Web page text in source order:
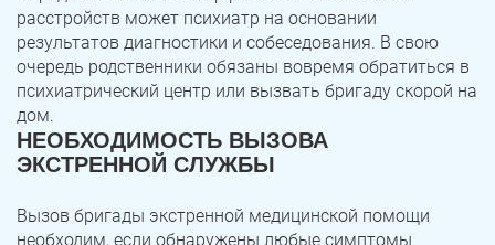
расстройств может психиатр на основании
результатов диагностики и собеседования. В свою
очередь родственники обязаны вовремя обратиться в
психиатрический центр или вызвать бригаду скорой на
дом.
НЕОБХОДИМОСТЬ ВЫЗОВА
ЭКСТРЕННОЙ СЛУЖБЫ
Вызов бригады экстренной медицинской помощи
необходим, если обнаружены любые симптомы